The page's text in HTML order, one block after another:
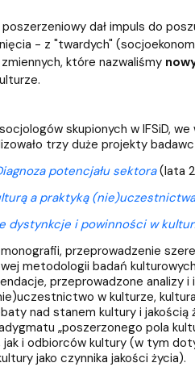
dał impuls do
- z "twardych"
które nazwaliśmy
skupionych w IFSiD,
trzy duże projekty
potencjału sektora(lata
a praktyką (nie)uczestnictwa
dystynkcje i powinności w
przeprowadzenie
metodologii badań
przeprowadzone
w kulturze,
nad stanem kultury i
„poszerzonego pola
jak i odbiorców kultury (w tym
jako czynnika jakości życia).